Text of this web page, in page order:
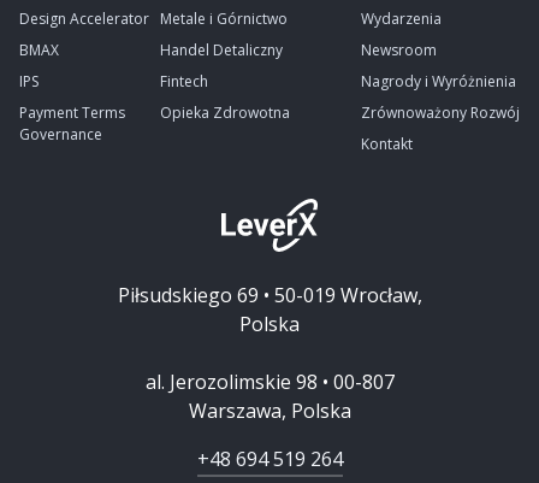
Design Accelerator
BMAX
IPS
Payment Terms
Governance
Metale i Górnictwo
Handel Detaliczny
Fintech
Opieka Zdrowotna
Wydarzenia
Newsroom
Nagrody i Wyróżnienia
Zrównoważony Rozwój
Kontakt
Piłsudskiego 69 • 50-019 Wrocław,
Polska
al. Jerozolimskie 98 • 00-807
Warszawa, Polska
+48 694 519 264